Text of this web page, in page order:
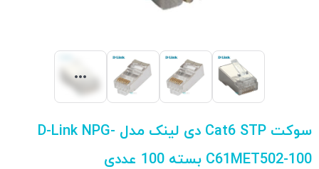
سوکت Cat6 STP دی لینک مدل D-Link NPG-
C61MET502-100 بسته 100 عددی